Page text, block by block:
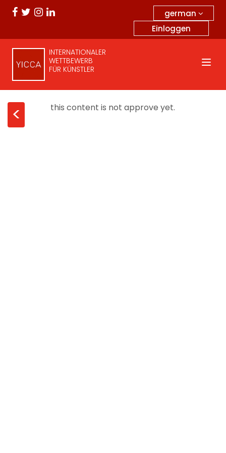
german
Einloggen
INTERNATIONALER
WETTBEWERB
FÜR KÜNSTLER
< this content is not approve yet.